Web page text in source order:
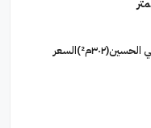
أرض للبيع في كربلاء- حي الحسين(٣٠٢م²)السعر